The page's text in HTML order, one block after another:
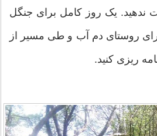
ندهید. یک روز کامل برای جنگل
روستای دم آب و طی مسیر از
ریزی کنید.